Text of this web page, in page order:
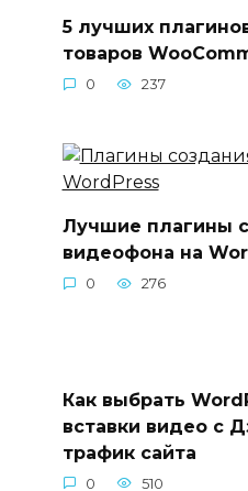
5 лучших
товаров
0 237
Лучшие плагины
видеофона на
0 276
Как выбрать
вставки видео с
трафик сайта
0 510